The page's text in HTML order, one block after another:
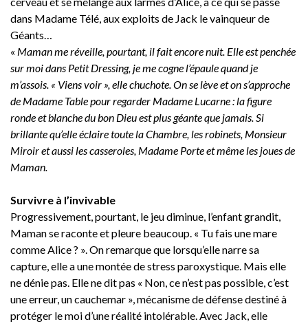
dans Madame Télé, aux exploits de Jack le vainqueur de
Géants…
« Maman me réveille, pourtant, il fait encore nuit. Elle est penchée
sur moi dans Petit Dressing, je me cogne l’épaule quand je
m’assois. « Viens voir », elle chuchote. On se lève et on s’approche
de Madame Table pour regarder Madame Lucarne : la figure
ronde et blanche du bon Dieu est plus géante que jamais. Si
brillante qu’elle éclaire toute la Chambre, les robinets, Monsieur
Miroir et aussi les casseroles, Madame Porte et même les joues de
Maman.
Survivre à l’invivable
Progressivement, pourtant, le jeu diminue, l’enfant grandit,
Maman se raconte et pleure beaucoup. « Tu fais une mare
comme Alice ? ». On remarque que lorsqu’elle narre sa
capture, elle a une montée de stress paroxystique. Mais elle
ne dénie pas. Elle ne dit pas « Non, ce n’est pas possible, c’est
une erreur, un cauchemar », mécanisme de défense destiné à
protéger le moi d’une réalité intolérable. Avec Jack, elle